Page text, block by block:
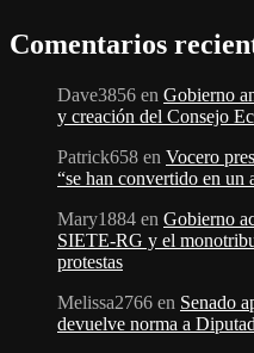
Comentarios
Dave3856 en Gobierno
y creación del Consejo
Patrick658 en Vocero
“se han convertido en un
Mary1884 en Gobierno
SIETE-RG y el
protestas
Melissa2766 en Senado
devuelve norma a